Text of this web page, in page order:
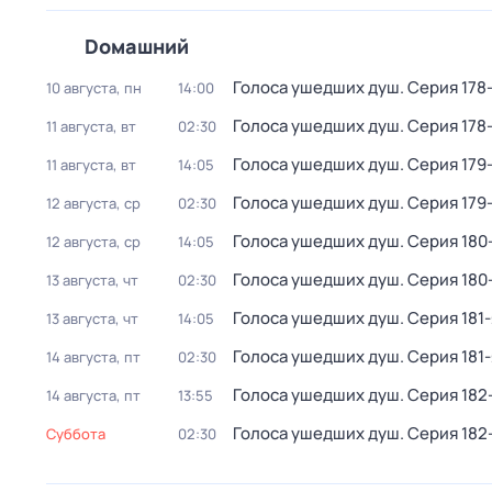
Dомашний
10 августа, пн 14:00 Голocа ушедших душ. Серия
11 августа, вт 02:30 Голocа ушедших душ. Серия
11 августа, вт 14:05 Голocа ушедших душ. Серия
12 августа, ср 02:30 Голocа ушедших душ. Серия
12 августа, ср 14:05 Голocа ушедших душ. Серия
13 августа, чт 02:30 Голocа ушедших душ. Серия
13 августа, чт 14:05 Голocа ушедших душ. Серия
14 августа, пт 02:30 Голocа ушедших душ. Серия
14 августа, пт 13:55 Голocа ушедших душ. Серия
суббота 02:30 Голocа ушедших душ. Серия